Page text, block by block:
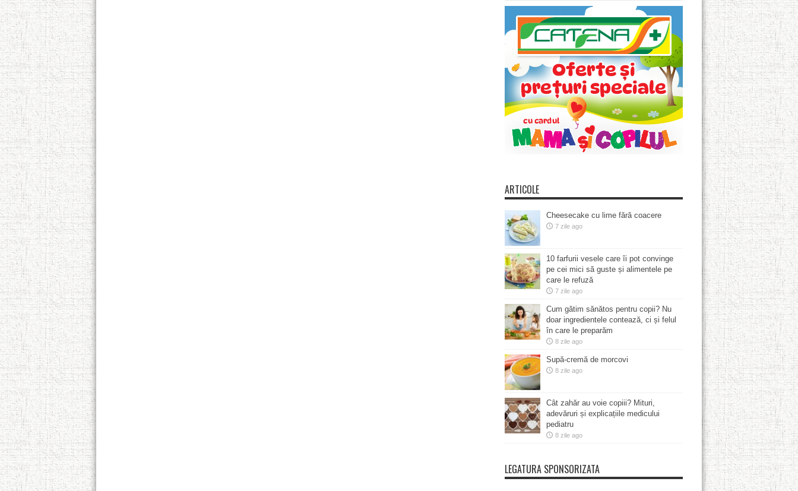
ARTICOLE
Cheesecake cu lime fără coacere
7 zile ago
10 farfurii vesele care îi pot convinge
pe cei mici să guste și alimentele pe
care le refuză
7 zile ago
Cum gătim sănătos pentru copii? Nu
doar ingredientele contează, ci și felul
în care le preparăm
8 zile ago
Supă-cremă de morcovi
8 zile ago
Cât zahăr au voie copiii? Mituri,
adevăruri și explicațiile medicului
pediatru
8 zile ago
LEGATURA SPONSORIZATA